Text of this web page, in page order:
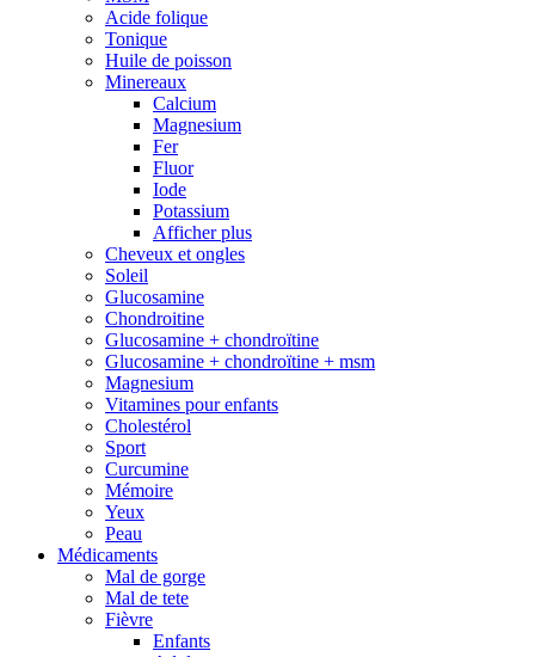
Acide folique
Tonique
Huile de poisson
Minereaux
Calcium
Magnesium
Fer
Fluor
Iode
Potassium
Afficher plus
Cheveux et ongles
Soleil
Glucosamine
Chondroitine
Glucosamine + chondroïtine
Glucosamine + chondroïtine + msm
Magnesium
Vitamines pour enfants
Cholestérol
Sport
Curcumine
Mémoire
Yeux
Peau
Médicaments
Mal de gorge
Mal de tete
Fièvre
Enfants